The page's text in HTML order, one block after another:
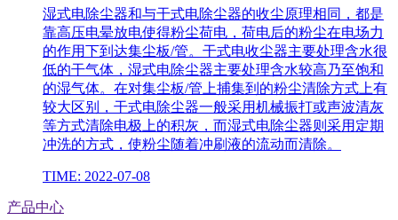
湿式电除尘器和与干式电除尘器的收尘原理相同，都是
靠高压电晕放电使得粉尘荷电，荷电后的粉尘在电场力
的作用下到达集尘板/管。干式电收尘器主要处理含水很
低的干气体，湿式电除尘器主要处理含水较高乃至饱和
的湿气体。在对集尘板/管上捕集到的粉尘清除方式上有
较大区别，干式电除尘器一般采用机械振打或声波清灰
等方式清除电极上的积灰，而湿式电除尘器则采用定期
冲洗的方式，使粉尘随着冲刷液的流动而清除。
TIME: 2022-07-08
产品中心